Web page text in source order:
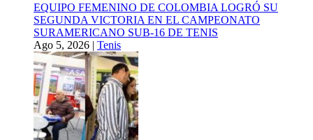
EQUIPO FEMENINO DE COLOMBIA LOGRÓ SU
SEGUNDA VICTORIA EN EL CAMPEONATO
SURAMERICANO SUB-16 DE TENIS
Ago 5, 2026 | Tenis